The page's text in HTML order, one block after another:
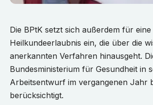
Die BPtK setzt sich außerdem für eine
Heilkundeerlaubnis ein, die über die
anerkannten Verfahren hinausgeht.
Bundesministerium für Gesundheit in
Arbeitsentwurf im vergangenen Jahr
berücksichtigt.